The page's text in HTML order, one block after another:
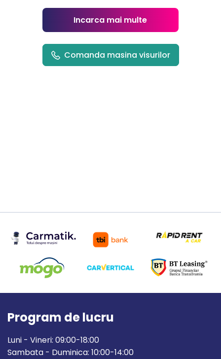
Incarca mai multe
Comanda masina visurilor
Program de lucru
Luni - Vineri: 09:00-18:00
Sambata - Duminica: 10:00-14:00